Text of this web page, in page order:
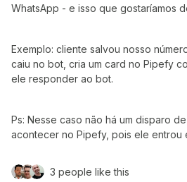
WhatsApp - e isso que gostaríamos
Exemplo: cliente salvou nosso
caiu no bot, cria um card no Pipefy
ele responder ao bot.
Ps: Nesse caso não há um disparo
acontecer no Pipefy, pois ele entrou
3 people like this